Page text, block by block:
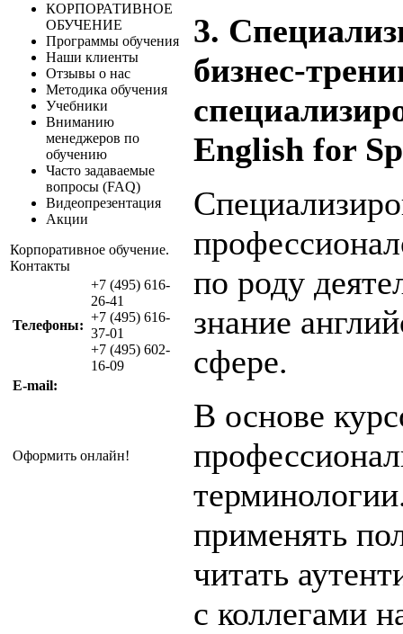
КОРПОРАТИВНОЕ
ОБУЧЕНИЕ
Программы обучения
Наши клиенты
Отзывы о нас
Методика обучения
Учебники
Вниманию
менеджеров по
обучению
Часто задаваемые
вопросы (FAQ)
Видеопрезентация
Акции
Корпоративное обучение.
Контакты
Телефоны:
+7 (495) 616-
26-41
+7 (495) 616-
37-01
+7 (495) 602-
16-09
E-mail:
Оформить онлайн!
3.
бизнес-
English for
по роду
знание
сфере.
В основе
применять
читать
с коллегами